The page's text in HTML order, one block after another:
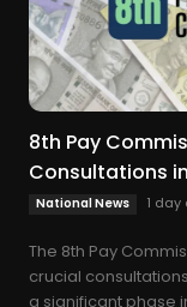
8th Pay
Consultations
National News 1 day
The 8th Pay
crucial
a significant phase